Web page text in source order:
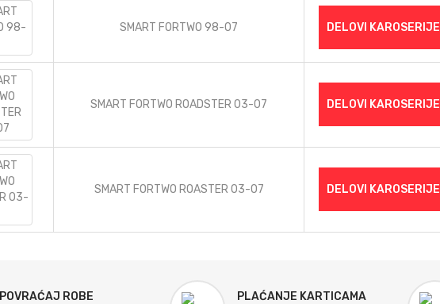
SMART FORTWO 98-07 DELOVI KAROSERIJE
SMART FORTWO ROADSTER 03-07 DELOVI KAROSERIJE
SMART FORTWO ROASTER 03-07 DELOVI KAROSERIJE
POVRAĆAJ ROBE
PLAĆANJE KARTICAMA